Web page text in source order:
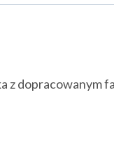
z dopracowanym